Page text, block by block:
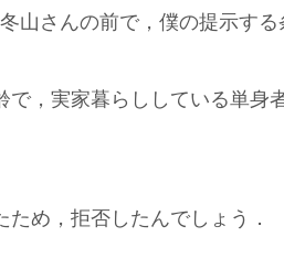
山さんの前で，僕の提示す
，実家暮らししている単身
ため，拒否したんでしょう．